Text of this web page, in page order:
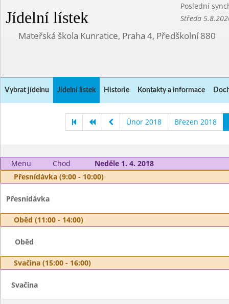
Jídelní lístek
Poslední
Středa
Mateřská škola Kunratice, Praha 4, Předškolní 880
Vybrat jídelnu Jídelní lístek Historie Kontakty a informace
Únor 2018 Březen 2018
Menu Chod
Neděle 1. 4. 2018
Přesnídávka (9:00 - 10:00)
Přesnídávka
Oběd (11:00 - 14:00)
Oběd
Svačina (15:00 - 16:00)
Svačina